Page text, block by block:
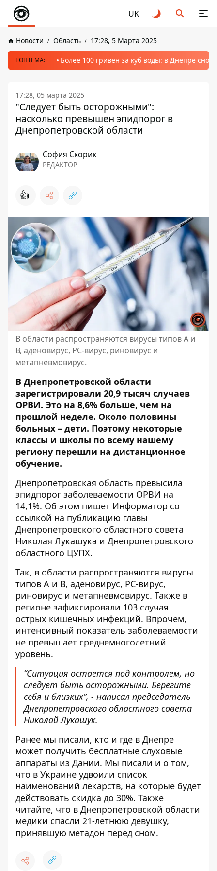
UK
Новости Область 17:28, 5 Марта 2025
ТОПТЕМА: Более 100 гривен за куб воды: в Днепре
17:28, 05 марта 2025
"Следует быть осторожными":
насколько превышен эпидпорог в
Днепропетровской области
София Скорик
РЕДАКТОР
👍
В области распространяются вирусы типов А и
В, аденовирус, РС-вирус, риновирус и
метапневмовирус.
В Днепропетровской области
зарегистрировали 20,9 тысяч случаев
ОРВИ. Это на 8,6% больше, чем на
прошлой неделе. Около половины
больных – дети. Поэтому некоторые
классы и школы по всему нашему
региону перешли на дистанционное
обучение.
Днепропетровская область превысила
эпидпорог заболеваемости ОРВИ на
14,1%. Об этом пишет Информатор со
ссылкой на публикацию главы
Днепропетровского областного совета
Николая Лукашука и Днепропетровского
областного ЦУПХ.
Так, в области распространяются вирусы
типов А и В, аденовирус, РС-вирус,
риновирус и метапневмовирус. Также в
регионе зафиксировали 103 случая
острых кишечных инфекций. Впрочем,
интенсивный показатель заболеваемости
не превышает среднемноголетний
уровень.
“Ситуация остается под контролем, но
следует быть осторожными. Берегите
себя и близких”, - написал председатель
Днепропетровского областного совета
Николай Лукашук.
Ранее мы писали, кто и где в Днепре
может получить бесплатные слуховые
аппараты из Дании. Мы писали и о том,
что в Украине удвоили список
наименований лекарств, на которые будет
действовать скидка до 30%. Также
читайте, что в Днепропетровской области
медики спасли 21-летнюю девушку,
принявшую метадон перед сном.